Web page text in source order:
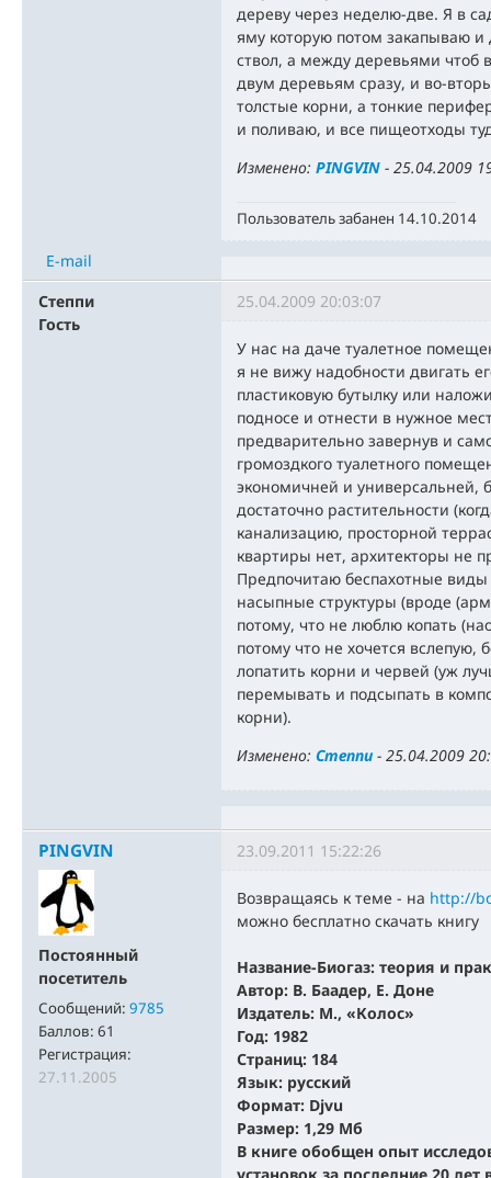
дереву через неделю-две. Я в
яму которую потом закапываю
ствол, а между деревьями чтоб
двум деревьям сразу, и во-
толстые корни, а тонкие
и поливаю, и все пищеотходы
Изменено: PINGVIN - 25.04.2009
Пользователь забанен 14.10.2014
E-mail
Степпи
Гость
25.04.2009 20:03:07
У нас на даче туалетное
я не вижу надобности двигать
пластиковую бутылку или
подносе и отнести в нужное
предварительно завернув и
громоздкого туалетного
экономичней и универсальней,
достаточно растительности
канализацию, просторной
квартиры нет, архитекторы не
Предпочитаю беспахотные
насыпные структуры (вроде
потому, что не люблю копать
потому что не хочется
лопатить корни и червей (уж
перемывать и подсыпать в
корни).
Изменено: Степпи - 25.04.2009
PINGVIN
Постоянный
посетитель
Сообщений: 9785
Баллов: 61
Регистрация:
27.11.2005
23.09.2011 15:22:26
Возвращаясь к теме - на http://
можно бесплатно скачать книгу
Название-Биогаз: теория и
Автор: В. Баадер, Е. Доне
Издатель: М., «Колос»
Год: 1982
Страниц: 184
Язык: русский
Формат: Djvu
Размер: 1,29 Мб
В книге обобщен опыт